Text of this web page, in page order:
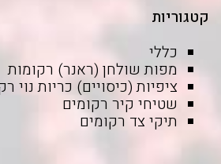
קטגוריות
כללי
מפות שולחן (ראנר) רקומות
ציפיות (כיסויים) כריות נוי
שטיחי קיר רקומים
תיקי צד רקומים